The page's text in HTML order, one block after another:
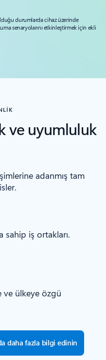
durumlarda cihaz üzerinde
senaryolarını etkinleştirmek için ekli
ve uyumluluk
adanmış tam
sahip iş ortakları.
ülkeye özgü
daha fazla bilgi edinin